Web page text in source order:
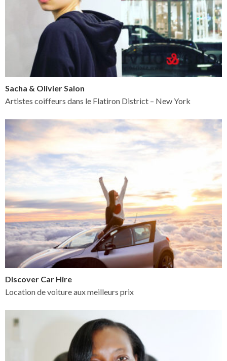
Sacha & Olivier Salon
Artistes coiffeurs dans le Flatiron District – New York
Discover Car Hire
Location de voiture aux meilleurs prix